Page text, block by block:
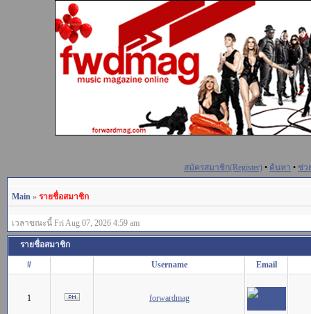
สมัครสมาชิก(Register) • ค้นหา • ช่ว
Main » รายชื่อสมาชิก
เวลาขณะนี้ Fri Aug 07, 2026 4:59 am
รายชื่อสมาชิก
# Username Email
1 forwardmag